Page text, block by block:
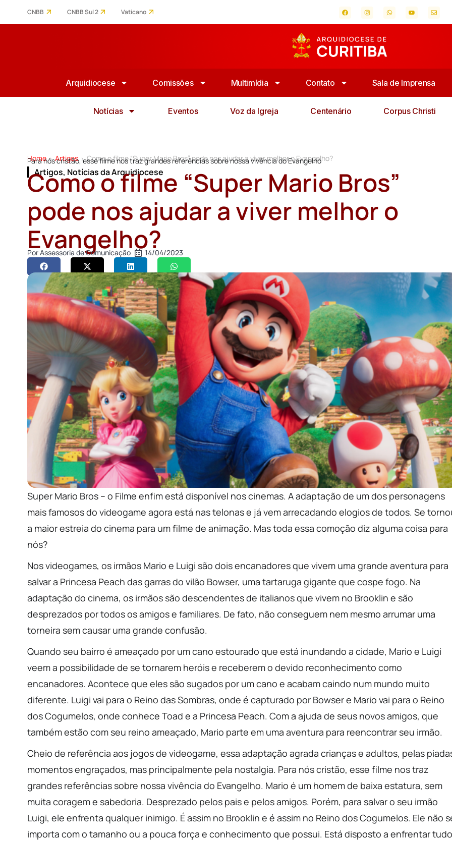
CNBB CNBB Sul 2 Vaticano
Arquidiocese Comissões Multimídia Contato Sala de Imprensa
Notícias Eventos Voz da Igreja Centenário Corpus Christi
Home > Artigos > Como o filme “Super Mario Bros” pode nos ajudar a viver melhor o Evangelho?
Para nós cristão, esse filme nos traz grandes referências sobre nossa vivência do Evangelho
Artigos, Notícias da Arquidiocese
Como o filme “Super Mario Bros”
pode nos ajudar a viver melhor o
Evangelho?
PorAssessoria de Comunicação 14/04/2023
Super Mario Bros – o Filme enfim está disponível nos cinemas. A adaptação de um dos personagens
mais famosos do videogame agora está nas telonas e já vem arrecadando elogios de todos. Se
a maior estreia do cinema para um filme de animação. Mas toda essa comoção diz alguma coisa para
nós?
Nos videogames, os irmãos Mario e Luigi são dois encanadores que vivem uma grande aventura para
salvar a Princesa Peach das garras do vilão Bowser, uma tartaruga gigante que cospe fogo. Na
adaptação do cinema, os irmãos são descendentes de italianos que vivem no Brooklin e são
desprezados por todos os amigos e familiares. De fato, não conseguem nem mesmo arrumar uma
torneira sem causar uma grande confusão.
Quando seu bairro é ameaçado por um cano estourado que está inundando a cidade, Mario e Luigi
veem a possibilidade de se tornarem heróis e receberem o devido reconhecimento como
encanadores. Acontece que eles são sugados por um cano e acabam caindo num mundo muito
diferente. Luigi vai para o Reino das Sombras, onde é capturado por Bowser e Mario vai para o Reino
dos Cogumelos, onde conhece Toad e a Princesa Peach. Com a ajuda de seus novos amigos, que
também estão com seu reino ameaçado, Mario parte em uma aventura para reencontrar seu irmão.
Cheio de referência aos jogos de videogame, essa adaptação agrada crianças e adultos, pelas
momentos engraçados, mas principalmente pela nostalgia. Para nós cristão, esse filme nos traz
grandes referências sobre nossa vivência do Evangelho. Mario é um homem de baixa estatura, sem
muita coragem e sabedoria. Desprezado pelos pais e pelos amigos. Porém, para salvar o seu irmão
Luigi, ele enfrenta qualquer inimigo. É assim no Brooklin e é assim no Reino dos Cogumelos. Ele não
importa com o tamanho ou a pouca força e conhecimento que possui. Está disposto a enfrentar